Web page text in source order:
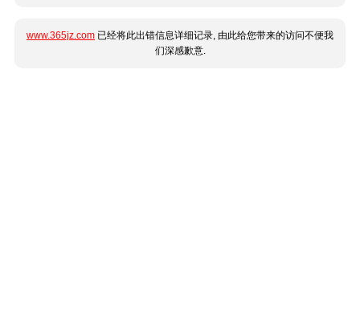
www.365jz.com 已经将此出错信息详细记录, 由此给您带来的访问不便我
们深感歉意.